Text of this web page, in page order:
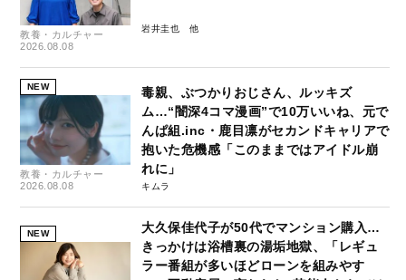
教養・カルチャー
2026.08.08
岩井圭也
NEW
教養・カルチャー
2026.08.08
毒親、ぶつかりおじさん、ルッキズ
ム…“闇深4コマ漫画”で10万いいね、元で
んぱ組.inc・鹿目凛がセカンドキャリアで
抱いた危機感「このままではアイドル崩
れに」
キムラ
NEW
大久保佳代子が50代でマンション購入…
きっかけは浴槽裏の湯垢地獄、「レギュ
ラー番組が多いほどローンを組みやす